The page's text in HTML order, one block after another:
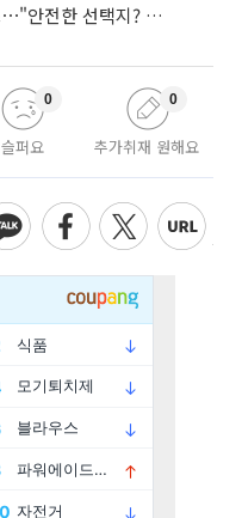
이것저것 '다 되는' 스트레이 키즈⋯"안전한 선택지? 도전이 재밌죠"
슬퍼요
0
추가취재 원해요
0